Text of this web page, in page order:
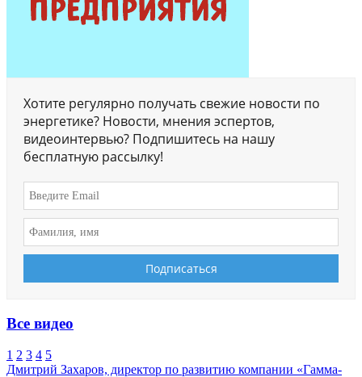
Хотите регулярно получать свежие новости по
энергетике? Новости, мнения эспертов,
видеоинтервью? Подпишитесь на нашу
бесплатную рассылку!
Все видео
1 2 3 4 5
Дмитрий Захаров, директор по развитию компании «Гамма-